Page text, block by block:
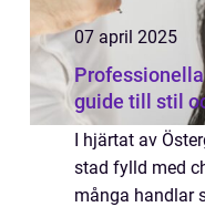
07 april 2025
guide till stil
I hjärtat av
stad fylld med
många handlar